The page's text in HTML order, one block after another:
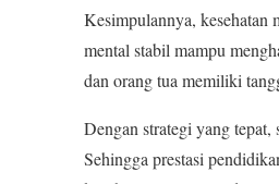
Kesimpulannya, kesehatan
mental stabil mampu
dan orang tua memiliki
Dengan strategi yang tepat,
Sehingga prestasi